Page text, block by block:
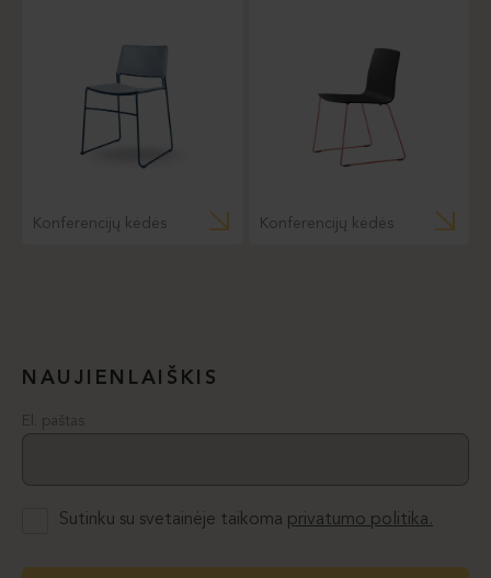
Konferencijų kėdės Konferencijų kėdės
NAUJIENLAIŠKIS
El. paštas
Sutinku su svetainėje taikoma privatumo politika.